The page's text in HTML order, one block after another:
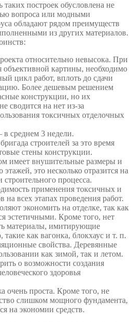
таких построек обусловлена не
вопроса или модными
обладают рядом преимуществ
из других материалов.
относительно невысока. При
объективной картины, необходимо
цикл работ, вплоть до сдачи
Более дешевым решением
конструкции, но их
сводится на нет из-за
токсичных отделочных
в среднем 3 недели.
строителей за это время
стены конструкции.
имеет внушительные размеры и
этажей, это несколько отразится на
процесса.
применения токсичных и
на всех этапах проведения работ.
экономить на отделке, так как
эстетичными. Кроме того, нет
материалы, имитирующие
такие как вагонка, блокхаус и т. п.
свойства. Деревянные
как зимой, так и летом.
о возможности создания
здоровья
очень проста. Кроме того, не
слишком мощного фундамента,
на экономии средств.